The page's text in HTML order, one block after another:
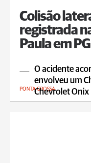
Colisão
registrada
Paula em PG
O acidente
envolveu um
Chevrolet Onix
PONTA GROSSA